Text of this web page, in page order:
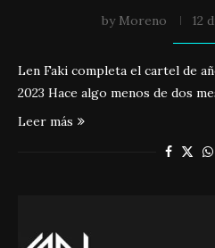
by Moreno 12
Len Faki completa el cartel de
2023 Hace algo menos de dos
Leer más